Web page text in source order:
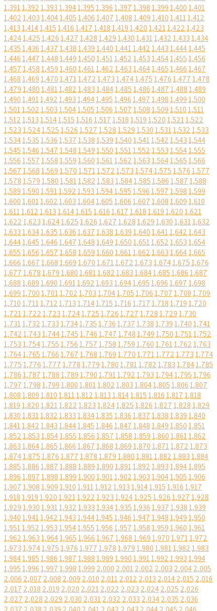
1,3911,3921,3931,3941,3951,3961,3971,3981,3991,4001,401
1,4021,4031,4041,4051,4061,4071,4081,4091,4101,4111,412
1,4131,4141,4151,4161,4171,4181,4191,4201,4211,4221,423
1,4241,4251,4261,4271,4281,4291,4301,4311,4321,4331,434
1,4351,4361,4371,4381,4391,4401,4411,4421,4431,4441,445
1,4461,4471,4481,4491,4501,4511,4521,4531,4541,4551,456
1,4571,4581,4591,4601,4611,4621,4631,4641,4651,4661,467
1,4681,4691,4701,4711,4721,4731,4741,4751,4761,4771,478
1,4791,4801,4811,4821,4831,4841,4851,4861,4871,4881,489
1,4901,4911,4921,4931,4941,4951,4961,4971,4981,4991,500
1,5011,5021,5031,5041,5051,5061,5071,5081,5091,5101,511
1,5121,5131,5141,5151,5161,5171,5181,5191,5201,5211,522
1,5231,5241,5251,5261,5271,5281,5291,5301,5311,5321,533
1,5341,5351,5361,5371,5381,5391,5401,5411,5421,5431,544
1,5451,5461,5471,5481,5491,5501,5511,5521,5531,5541,555
1,5561,5571,5581,5591,5601,5611,5621,5631,5641,5651,566
1,5671,5681,5691,5701,5711,5721,5731,5741,5751,5761,577
1,5781,5791,5801,5811,5821,5831,5841,5851,5861,5871,588
1,5891,5901,5911,5921,5931,5941,5951,5961,5971,5981,599
1,6001,6011,6021,6031,6041,6051,6061,6071,6081,6091,610
1,6111,6121,6131,6141,6151,6161,6171,6181,6191,6201,621
1,6221,6231,6241,6251,6261,6271,6281,6291,6301,6311,632
1,6331,6341,6351,6361,6371,6381,6391,6401,6411,6421,643
1,6441,6451,6461,6471,6481,6491,6501,6511,6521,6531,654
1,6551,6561,6571,6581,6591,6601,6611,6621,6631,6641,665
1,6661,6671,6681,6691,6701,6711,6721,6731,6741,6751,676
1,6771,6781,6791,6801,6811,6821,6831,6841,6851,6861,687
1,6881,6891,6901,6911,6921,6931,6941,6951,6961,6971,698
1,6991,7001,7011,7021,7031,7041,7051,7061,7071,7081,709
1,7101,7111,7121,7131,7141,7151,7161,7171,7181,7191,720
1,7211,7221,7231,7241,7251,7261,7271,7281,7291,730
1,7311,7321,7331,7341,7351,7361,7371,7381,7391,7401,741
1,7421,7431,7441,7451,7461,7471,7481,7491,7501,7511,752
1,7531,7541,7551,7561,7571,7581,7591,7601,7611,7621,763
1,7641,7651,7661,7671,7681,7691,7701,7711,7721,7731,774
1,7751,7761,7771,7781,7791,7801,7811,7821,7831,7841,785
1,7861,7871,7881,7891,7901,7911,7921,7931,7941,7951,796
1,7971,7981,7991,8001,8011,8021,8031,8041,8051,8061,807
1,8081,8091,8101,8111,8121,8131,8141,8151,8161,8171,818
1,8191,8201,8211,8221,8231,8241,8251,8261,8271,8281,829
1,8301,8311,8321,8331,8341,8351,8361,8371,8381,8391,840
1,8411,8421,8431,8441,8451,8461,8471,8481,8491,8501,851
1,8521,8531,8541,8551,8561,8571,8581,8591,8601,8611,862
1,8631,8641,8651,8661,8671,8681,8691,8701,8711,8721,873
1,8741,8751,8761,8771,8781,8791,8801,8811,8821,8831,884
1,8851,8861,8871,8881,8891,8901,8911,8921,8931,8941,895
1,8961,8971,8981,8991,9001,9011,9021,9031,9041,9051,906
1,9071,9081,9091,9101,9111,9121,9131,9141,9151,9161,917
1,9181,9191,9201,9211,9221,9231,9241,9251,9261,9271,928
1,9291,9301,9311,9321,9331,9341,9351,9361,9371,9381,939
1,9401,9411,9421,9431,9441,9451,9461,9471,9481,9491,950
1,9511,9521,9531,9541,9551,9561,9571,9581,9591,9601,961
1,9621,9631,9641,9651,9661,9671,9681,9691,9701,9711,972
1,9731,9741,9751,9761,9771,9781,9791,9801,9811,9821,983
1,9841,9851,9861,9871,9881,9891,9901,9911,9921,9931,994
1,9951,9961,9971,9981,999 2,000 2,0012,002 2,003 2,0042,005
2,006 2,007 2,008 2,009 2,010 2,0112,012 2,013 2,0142,015 2,016
2,017 2,018 2,019 2,020 2,0212,022 2,023 2,0242,025 2,026
2,027 2,028 2,029 2,030 2,0312,032 2,033 2,0342,035 2,036